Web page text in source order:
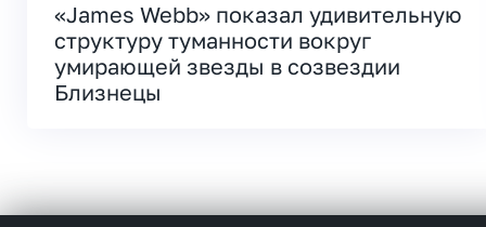
«James Webb» показал удивительную
структуру туманности вокруг
умирающей звезды в созвездии
Близнецы